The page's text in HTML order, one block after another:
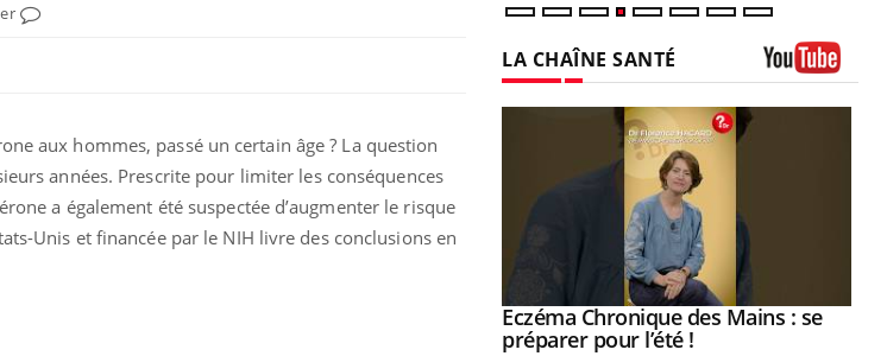
aux hommes, passé un certain âge ? La question
années. Prescrite pour limiter les conséquences
a également été suspectée d’augmenter le risque
Unis et financée par le NIH livre des conclusions en
LA CHAÎNE SANTÉ
Youtube
Eczéma Chronique des Mains : se
préparer pour l’été !Youtube